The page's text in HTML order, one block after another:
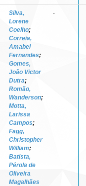
Silva,
Lorene
Coelho;
Correia,
Amabel
Fernandes;
Gomes,
João Victor
Dutra;
Romão,
Wanderson;
Motta,
Larissa
Campos;
Fagg,
Christopher
William;
Batista,
Pérola de
Oliveira
Magalhães
-